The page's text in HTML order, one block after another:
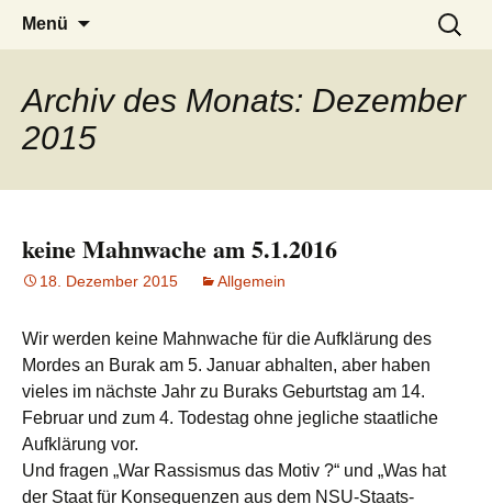
burak
Menü
Suchen
nach:
Archiv des Monats: Dezember
2015
keine Mahnwache am 5.1.2016
18. Dezember 2015 Allgemein
Wir werden keine Mahnwache für die Aufklärung des
Mordes an Burak am 5. Januar abhalten, aber haben
vieles im nächste Jahr zu Buraks Geburtstag am 14.
Februar und zum 4. Todestag ohne jegliche staatliche
Aufklärung vor.
Und fragen „War Rassismus das Motiv ?“ und „Was hat
der Staat für Konsequenzen aus dem NSU-Staats-